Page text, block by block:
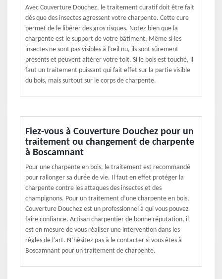
Avec Couverture Douchez, le traitement curatif doit être fait
dès que des insectes agressent votre charpente. Cette cure
permet de le libérer des gros risques. Notez bien que la
charpente est le support de votre bâtiment. Même si les
insectes ne sont pas visibles à l’œil nu, ils sont sûrement
présents et peuvent altérer votre toit. Si le bois est touché, il
faut un traitement puissant qui fait effet sur la partie visible
du bois, mais surtout sur le corps de charpente.
Fiez-vous à Couverture Douchez pour un
traitement ou changement de charpente
à Boscamnant
Pour une charpente en bois, le traitement est recommandé
pour rallonger sa durée de vie. Il faut en effet protéger la
charpente contre les attaques des insectes et des
champignons. Pour un traitement d’une charpente en bois,
Couverture Douchez est un professionnel à qui vous pouvez
faire confiance. Artisan charpentier de bonne réputation, il
est en mesure de vous réaliser une intervention dans les
règles de l’art. N’hésitez pas à le contacter si vous êtes à
Boscamnant pour un traitement de charpente.